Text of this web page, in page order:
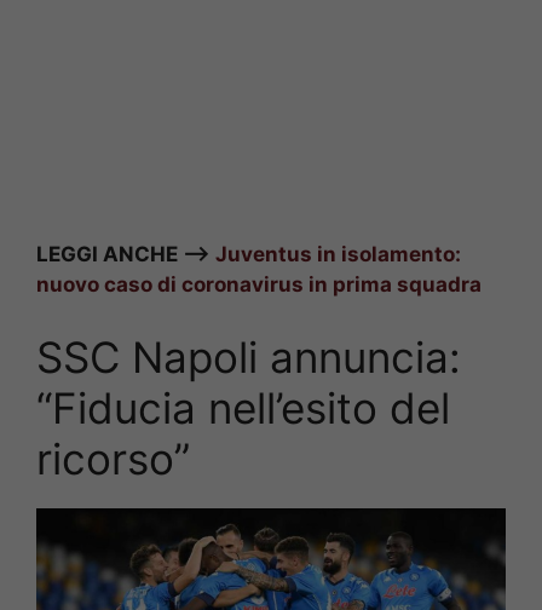
LEGGI ANCHE –> Juventus in isolamento:
nuovo caso di coronavirus in prima squadra
SSC Napoli annuncia:
“Fiducia nell’esito del
ricorso”